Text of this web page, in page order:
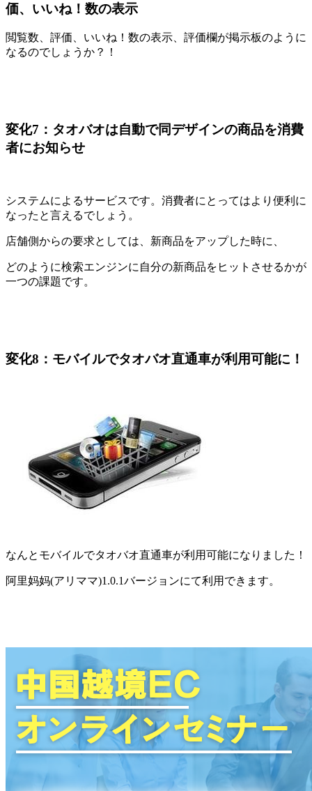
価、いいね！数の表示
閲覧数、評価、いいね！数の表示、評価欄が掲示板のように
なるのでしょうか？！
変化7：タオバオは自動で同デザインの商品を消費
者にお知らせ
システムによるサービスです。消費者にとってはより便利に
なったと言えるでしょう。
店舗側からの要求としては、新商品をアップした時に、
どのように検索エンジンに自分の新商品をヒットさせるかが
一つの課題です。
変化8：モバイルでタオバオ直通車が利用可能に！
なんとモバイルでタオバオ直通車が利用可能になりました！
阿里妈妈(アリママ)1.0.1バージョンにて利用できます。